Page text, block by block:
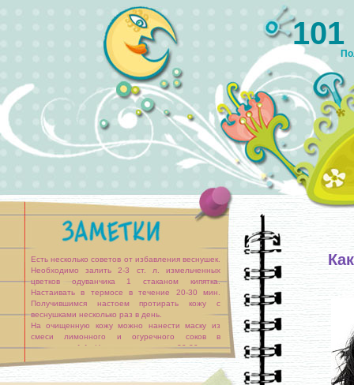
Есть несколько советов от избавления веснушек.
Необходимо залить 2-3 ст. л. измельченных
цветков одуванчика 1 стаканом кипятка.
Настаивать в термосе в течение 20-30 мин.
Получившимся настоем протирать кожу с
веснушками несколько раз в день.
На очищенную кожу можно нанести маску из
смеси лимонного и огуречного соков в
пропорции 1:1. Нанесите смесь на 20-30 мин,
затем смойте [...]